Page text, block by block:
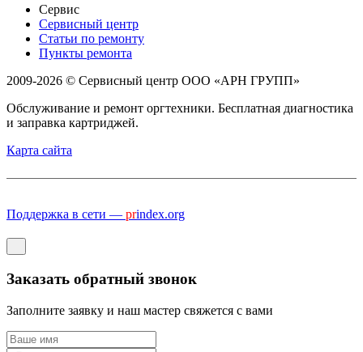
Сервис
Сервисный центр
Статьи по ремонту
Пункты ремонта
2009-2026 © Сервисный центр ООО «АРН ГРУПП»
Обслуживание и ремонт оргтехники. Бесплатная диагностика
и заправка картриджей.
Карта сайта
Поддержка в сети — prindex.org
Заказать обратный звонок
Заполните заявку и наш мастер свяжется с вами